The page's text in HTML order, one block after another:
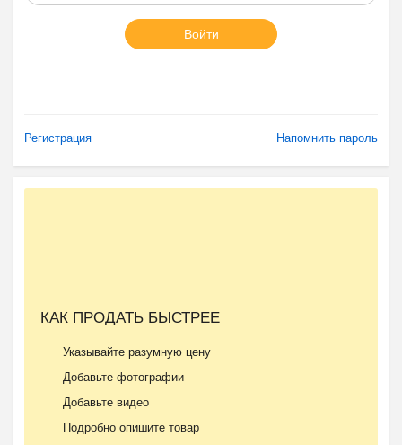
Войти
Регистрация Напомнить пароль
КАК ПРОДАТЬ БЫСТРЕЕ
Указывайте разумную цену
Добавьте фотографии
Добавьте видео
Подробно опишите товар